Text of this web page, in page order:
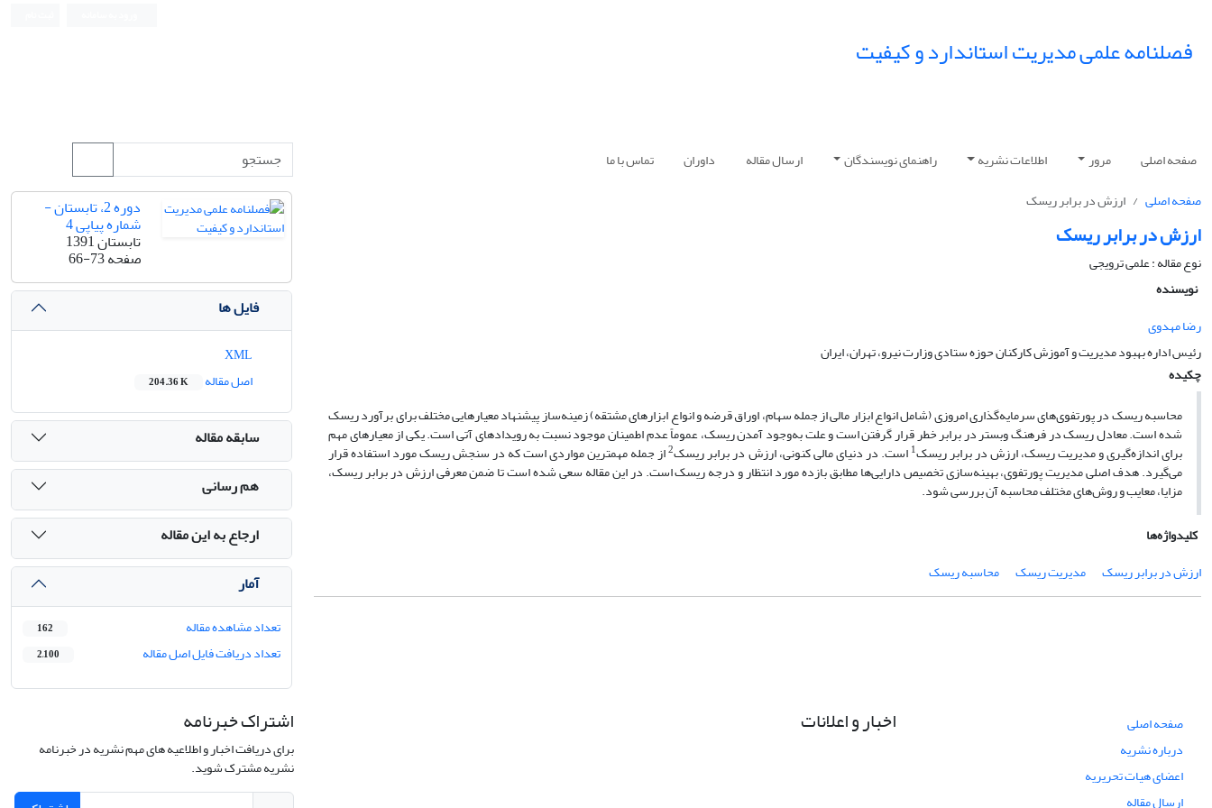
فصلنامه علمی مدیریت استاندارد و کیفیت
صفحه اصلی مرور اطلاعات نشریه راهنمای نویسندگان ارسال مقاله داوران
تماس با ما
صفحه اصلی
ارزش در برابر ریسک
ارزش در برابر ریسک
نوع مقاله : علمی ترویجی
نویسنده
رضا مهدوی
رئیس اداره بهبود مدیریت و آموزش کارکنان حوزه ستادی وزارت نیرو، تهران، ایران
چکیده
محاسبه ریسک در پورتفوی‌های سرمایه‌گذاری امروزی (شامل انواع ابزار مالی از جمله سهام، اوراق قرضه و انواع ابزارهای مشتقه) زمینه‌ساز پیشنهاد معیارهایی مختلف برای برآورد ریسک
شده است. معادل ریسک در فرهنگ وبستر در برابر خطر قرار گرفتن است و علت به‌وجود آمدن ریسک، عموماً عدم اطمینان موجود نسبت به رویدادهای آتی است. یکی از معیارهای مهم
برای اندازه‌گیری و مدیریت ریسک، ارزش در برابر ریسک1 است. در دنیای مالی کنونی، ارزش در برابر ریسک2از جمله مهمترین مواردی است که در سنجش ریسک مورد استفاده قرار
می‌گیرد. هدف اصلی مدیریت پورتفوی، بهینه‌سازی تخصیص دارایی‌ها مطابق بازده مورد انتظار و درجه ریسک است. در این مقاله سعی شده است تا ضمن معرفی ارزش در برابر ریسک،
مزایا، معایب و روش‌های مختلف محاسبه آن بررسی شود.
کلیدواژه‌ها
ارزش در برابر ریسک
مدیریت ریسک محاسبه ریسک
دوره 2، تابستان -
شماره پیاپی 4
تابستان 1391
صفحه66-73
فایل ها
اصل مقاله
204.36 K
سابقه مقاله
هم رسانی
ارجاع به این مقاله
آمار
تعداد مشاهده مقاله 162
تعداد دریافت فایل اصل مقاله 2,100
صفحه اصلی
درباره نشریه
اعضای هیات تحریریه
ارسال مقاله
اخبار و اعلانات اشتراک خبرنامه
برای دریافت اخبار و اطلاعیه های مهم نشریه در خبرنامه
نشریه مشترک شوید.